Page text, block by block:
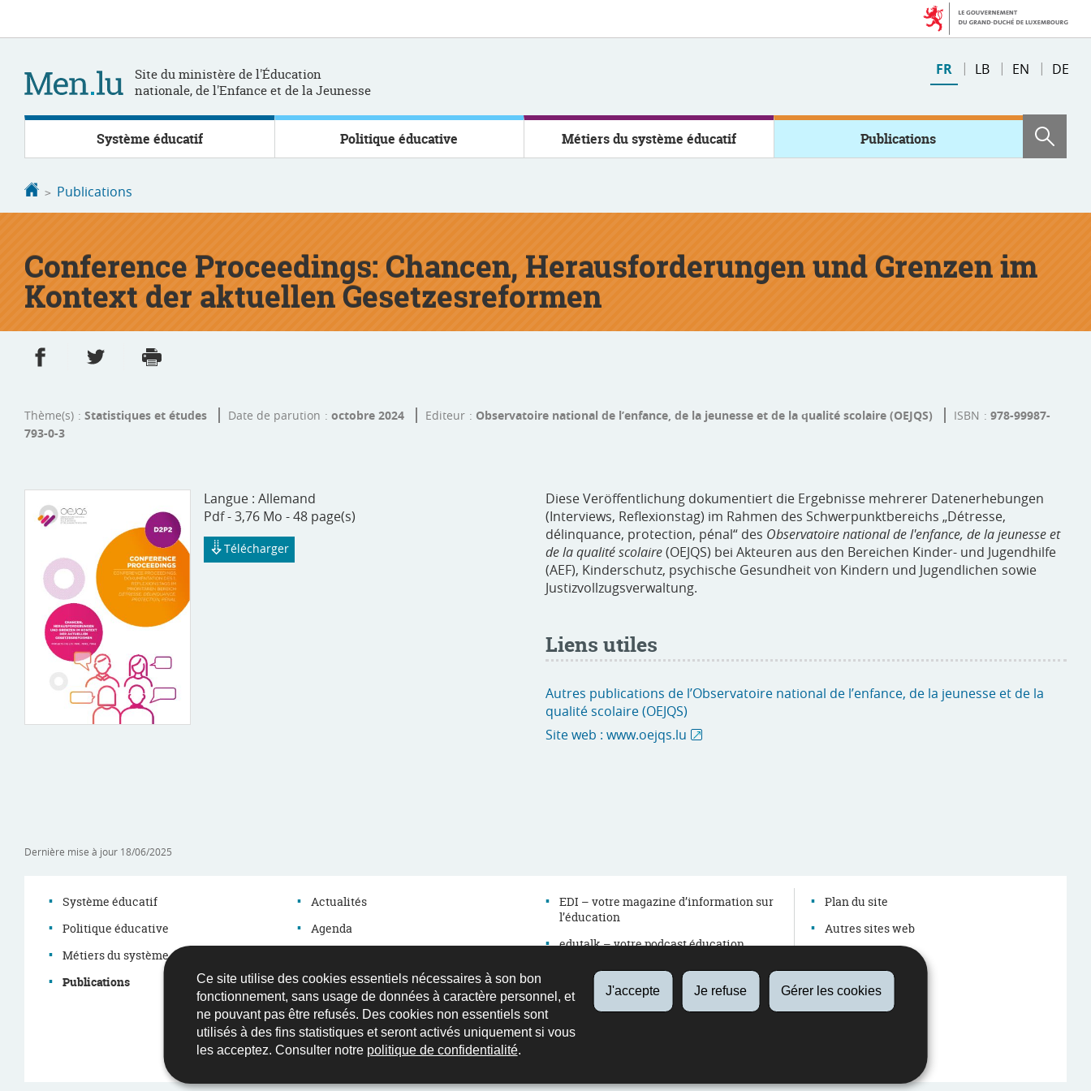
Ce site utilise des cookies essentiels nécessaires à son bon
fonctionnement, sans usage de données à caractère personnel, et
ne pouvant pas être refusés. Des cookies non essentiels sont
utilisés à des fins statistiques et seront activés uniquement si vous
les acceptez. Consulter notre politique de confidentialité.
J'accepte Je refuse Gérer les cookies
Site du ministère de l'Éducation
nationale, de l'Enfance et de la Jeunesse
Changer
de
FR LB EN DE
Système éducatif Politique éducative Métiers du système éducatif Publications
Accueil
Publications
Conference Proceedings: Chancen, Herausforderungen und Grenzen im
Kontext der aktuellen Gesetzesreformen
Partager sur Facebook
Partager sur Twitter
Thème(s) Statistiques et études Date de parution octobre 2024 Editeur Observatoire national de l’enfance, de la jeunesse et de la qualité scolaire (OEJQS) ISBN
978-99987-
793-0-3
Langue :Allemand
Pdf - 3,76 Mo - 48 page(s)
Télécharger
Diese Veröffentlichung dokumentiert die Ergebnisse mehrerer Datenerhebungen
(Interviews, Reflexionstag) im Rahmen des Schwerpunktbereichs „Détresse,
délinquance, protection, pénal“ des Observatoire national de l'enfance, de la jeunesse et
de la qualité scolaire(OEJQS) bei Akteuren aus den Bereichen Kinder- und Jugendhilfe
(AEF), Kinderschutz, psychische Gesundheit von Kindern und Jugendlichen sowie
Justizvollzugsverwaltung.
Liens utiles
Autres publications de l’Observatoire national de l’enfance, de la jeunesse et de la
qualité scolaire (OEJQS)
Site web : www.oejqs.lu
Dernière mise à jour 18/06/2025
Menu
de
navigation
Système éducatif
Politique éducative
Métiers du système éducatif
Publications
Actualités
Agenda
Démarches
Législation
EDI – votre magazine d’information sur
l’éducation
edutalk – votre podcast éducation
Newsletter
Annuaire
Facebook
Plan du site
Autres sites web
Aspects légaux
À propos du site